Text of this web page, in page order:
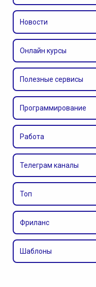
Новости
Онлайн курсы
Полезные сервисы
Программирование
Работа
Телеграм каналы
Топ
Фриланс
Шаблоны